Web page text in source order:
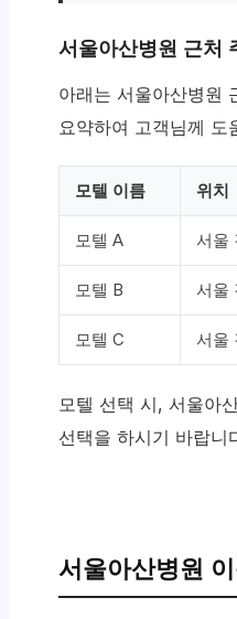
서울아산병원 근처
아래는 서울아산병원
요약하여 고객님께 도
모텔 이름 위치
모텔 A 서울
모텔 B 서울
모텔 C 서울
모텔 선택 시, 서울아
선택을 하시기 바랍니
서울아산병원